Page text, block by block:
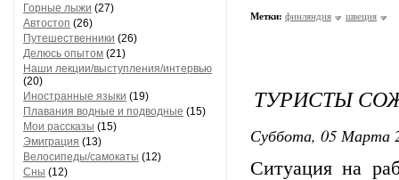
Горные лыжи (27)
Автостоп (26)
Путешественники (26)
Делюсь опытом (21)
Наши лекции/выступления/интервью
(20)
Иностранные языки (19)
Плавания водные и подводные (15)
Мои рассказы (15)
Эмиграция (13)
Велосипеды/самокаты (12)
Сны (12)
Метки: финляндия швеция
ТУРИСТЫ
Суббота, 05 Марта
Ситуация на